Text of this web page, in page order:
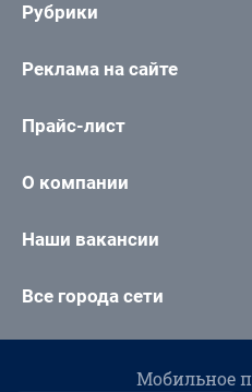
Рубрики
Реклама на сайте
Прайс-лист
О компании
Наши вакансии
Все города сети
Мобильное